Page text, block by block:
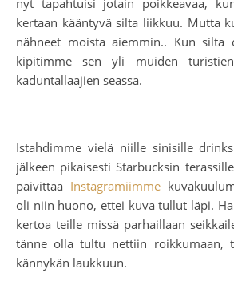
nyt tapahtuisi jotain poikkeavaa,
kertaan kääntyvä silta liikkuu. Mutta
nähneet moista aiemmin.. Kun silta
kipitimme sen yli muiden
kaduntallaajien seassa.
Istahdimme vielä niille sinisille
jälkeen pikaisesti Starbucksin
päivittää Instagramiimme
oli niin huono, ettei kuva tullut läpi.
kertoa teille missä parhaillaan
tänne olla tultu nettiin roikkumaan,
kännykän laukkuun.